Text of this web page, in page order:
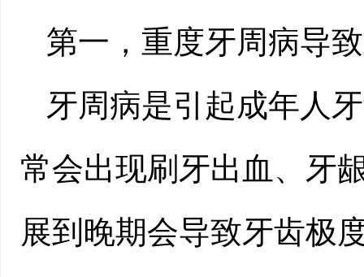
第一，重度牙周病导
牙周病是引起成年人
常会出现刷牙出血、牙
展到晚期会导致牙齿极